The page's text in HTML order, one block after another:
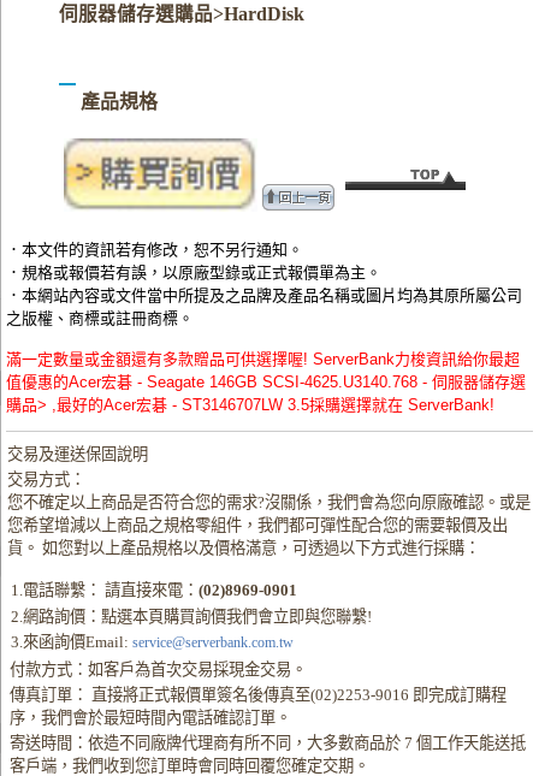
伺服器儲存選購品>HardDisk
產品規格
．本文件的資訊若有修改，恕不另行通知。
．規格或報價若有誤，以原廠型錄或正式報價單為主。
．本網站內容或文件當中所提及之品牌及產品名稱或圖片均為其原所屬公司
之版權、商標或註冊商標。
滿一定數量或金額還有多款贈品可供選擇喔! ServerBank力梭資訊給你最超
值優惠的Acer宏碁 - Seagate 146GB SCSI-4625.U3140.768 - 伺服器儲存選
購品> ,最好的Acer宏碁 - ST3146707LW 3.5採購選擇就在 ServerBank!
交易及運送保固說明
交易方式：
您不確定以上商品是否符合您的需求?沒關係，我們會為您向原廠確認。或是
您希望增減以上商品之規格零組件，我們都可彈性配合您的需要報價及出
貨。 如您對以上產品規格以及價格滿意，可透過以下方式進行採購：
1.電話聯繫： 請直接來電：(02)8969-0901
2.網路詢價：點選本頁購買詢價我們會立即與您聯繫!
3.來函詢價Email: service@serverbank.com.tw
付款方式：如客戶為首次交易採現金交易。
傳真訂單： 直接將正式報價單簽名後傳真至(02)2253-9016 即完成訂購程
序，我們會於最短時間內電話確認訂單。
寄送時間：依造不同廠牌代理商有所不同，大多數商品於 7 個工作天能送抵
客戶端，我們收到您訂單時會同時回覆您確定交期。